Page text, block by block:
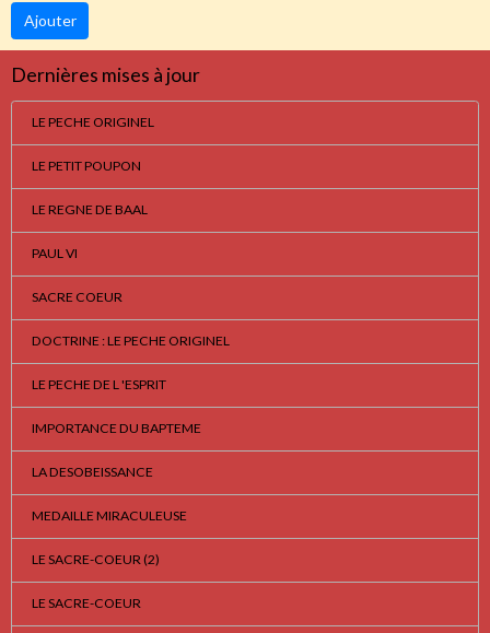
Ajouter
Dernières mises à jour
LE PECHE ORIGINEL
LE PETIT POUPON
LE REGNE DE BAAL
PAUL VI
SACRE COEUR
DOCTRINE : LE PECHE ORIGINEL
LE PECHE DE L 'ESPRIT
IMPORTANCE DU BAPTEME
LA DESOBEISSANCE
MEDAILLE MIRACULEUSE
LE SACRE-COEUR (2)
LE SACRE-COEUR